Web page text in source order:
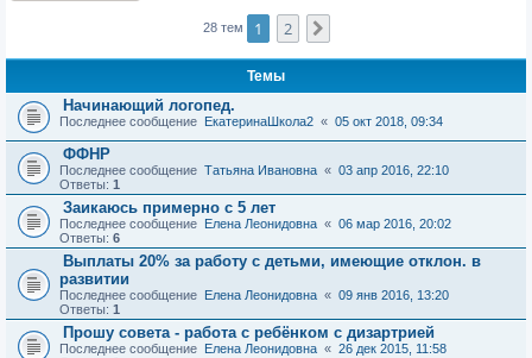
28 тем 1 2
Темы
Начинающий логопед.
Последнее сообщение ЕкатеринаШкола2 « 05 окт 2018, 09:34
ФФНР
Последнее сообщение Татьяна Ивановна « 03 апр 2016, 22:10
Ответы: 1
Заикаюсь примерно с 5 лет
Последнее сообщение Елена Леонидовна « 06 мар 2016, 20:02
Ответы: 6
Выплаты 20% за работу с детьми, имеющие отклон. в
развитии
Последнее сообщение Елена Леонидовна « 09 янв 2016, 13:20
Ответы: 1
Прошу совета - работа с ребёнком с дизартрией
Последнее сообщение Елена Леонидовна « 26 дек 2015, 11:58